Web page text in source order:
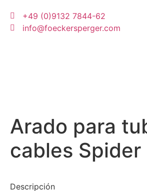
+49 (0)9132 7844-62
info@foeckersperger.com
Arado para
cables Spider
Descripción